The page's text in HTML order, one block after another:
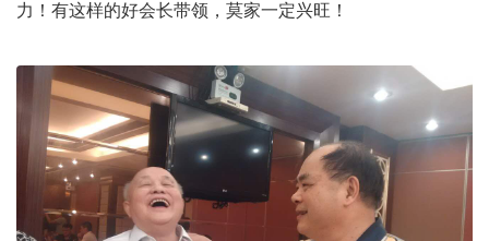
力！有这样的好会长带领，莫家一定兴旺！